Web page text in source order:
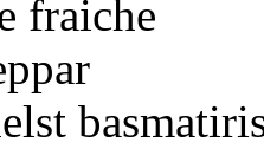
fraiche